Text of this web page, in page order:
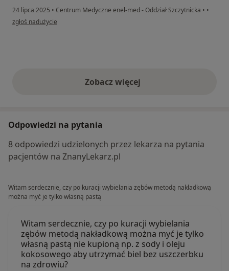
24 lipca 2025 • Centrum Medyczne enel-med - Oddział Szczytnicka • •
w opinii użytkownika KD
zgłoś nadużycie
Zobacz więcejopinie powyżej
Odpowiedzi na pytania
8 odpowiedzi udzielonych przez lekarza na pytania
pacjentów na ZnanyLekarz.pl
Witam serdecznie, czy po kuracji wybielania zębów metodą nakładkową
można myć je tylko własną pastą
Witam serdecznie, czy po kuracji wybielania
zębów metodą nakładkową można myć je tylko
własną pastą nie kupioną np. z sody i oleju
kokosowego aby utrzymać biel bez uszczerbku
na zdrowiu?